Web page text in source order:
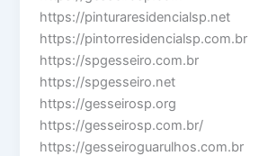
https://pinturaresidencialsp.net
https://pintorresidencialsp.com.br
https://spgesseiro.com.br
https://spgesseiro.net
https://gesseirosp.org
https://gesseirosp.com.br/
https://gesseiroguarulhos.com.br